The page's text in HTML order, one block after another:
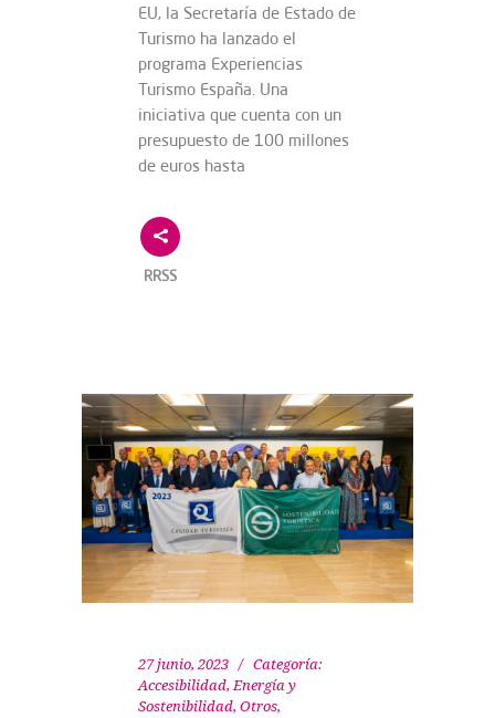
EU, la Secretaría de Estado de
Turismo ha lanzado el
programa Experiencias
Turismo España. Una
iniciativa que cuenta con un
presupuesto de 100 millones
de euros hasta
RRSS
27 junio, 2023
Categoría:
Accesibilidad,Energía y
Sostenibilidad, Otros,